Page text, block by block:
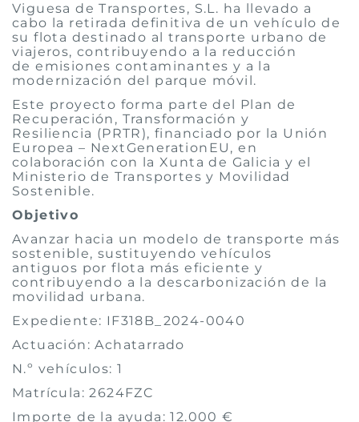
Viguesa de Transportes, S.L. ha llevado a
cabo la retirada definitiva de un vehículo de
su flota destinado al transporte urbano de
viajeros, contribuyendo a la reducción
de emisiones contaminantes y a la
modernización del parque móvil.
Este proyecto forma parte del Plan de
Recuperación, Transformación y
Resiliencia (PRTR), financiado por la Unión
Europea – NextGenerationEU, en
colaboración con la Xunta de Galicia y el
Ministerio de Transportes y Movilidad
Sostenible.
Objetivo
Avanzar hacia un modelo de transporte más
sostenible, sustituyendo vehículos
antiguos por flota más eficiente y
contribuyendo a la descarbonización de la
movilidad urbana.
Expediente: IF318B_2024-0040
Actuación: Achatarrado
N.º vehículos: 1
Matrícula: 2624FZC
Importe de la ayuda: 12.000 €